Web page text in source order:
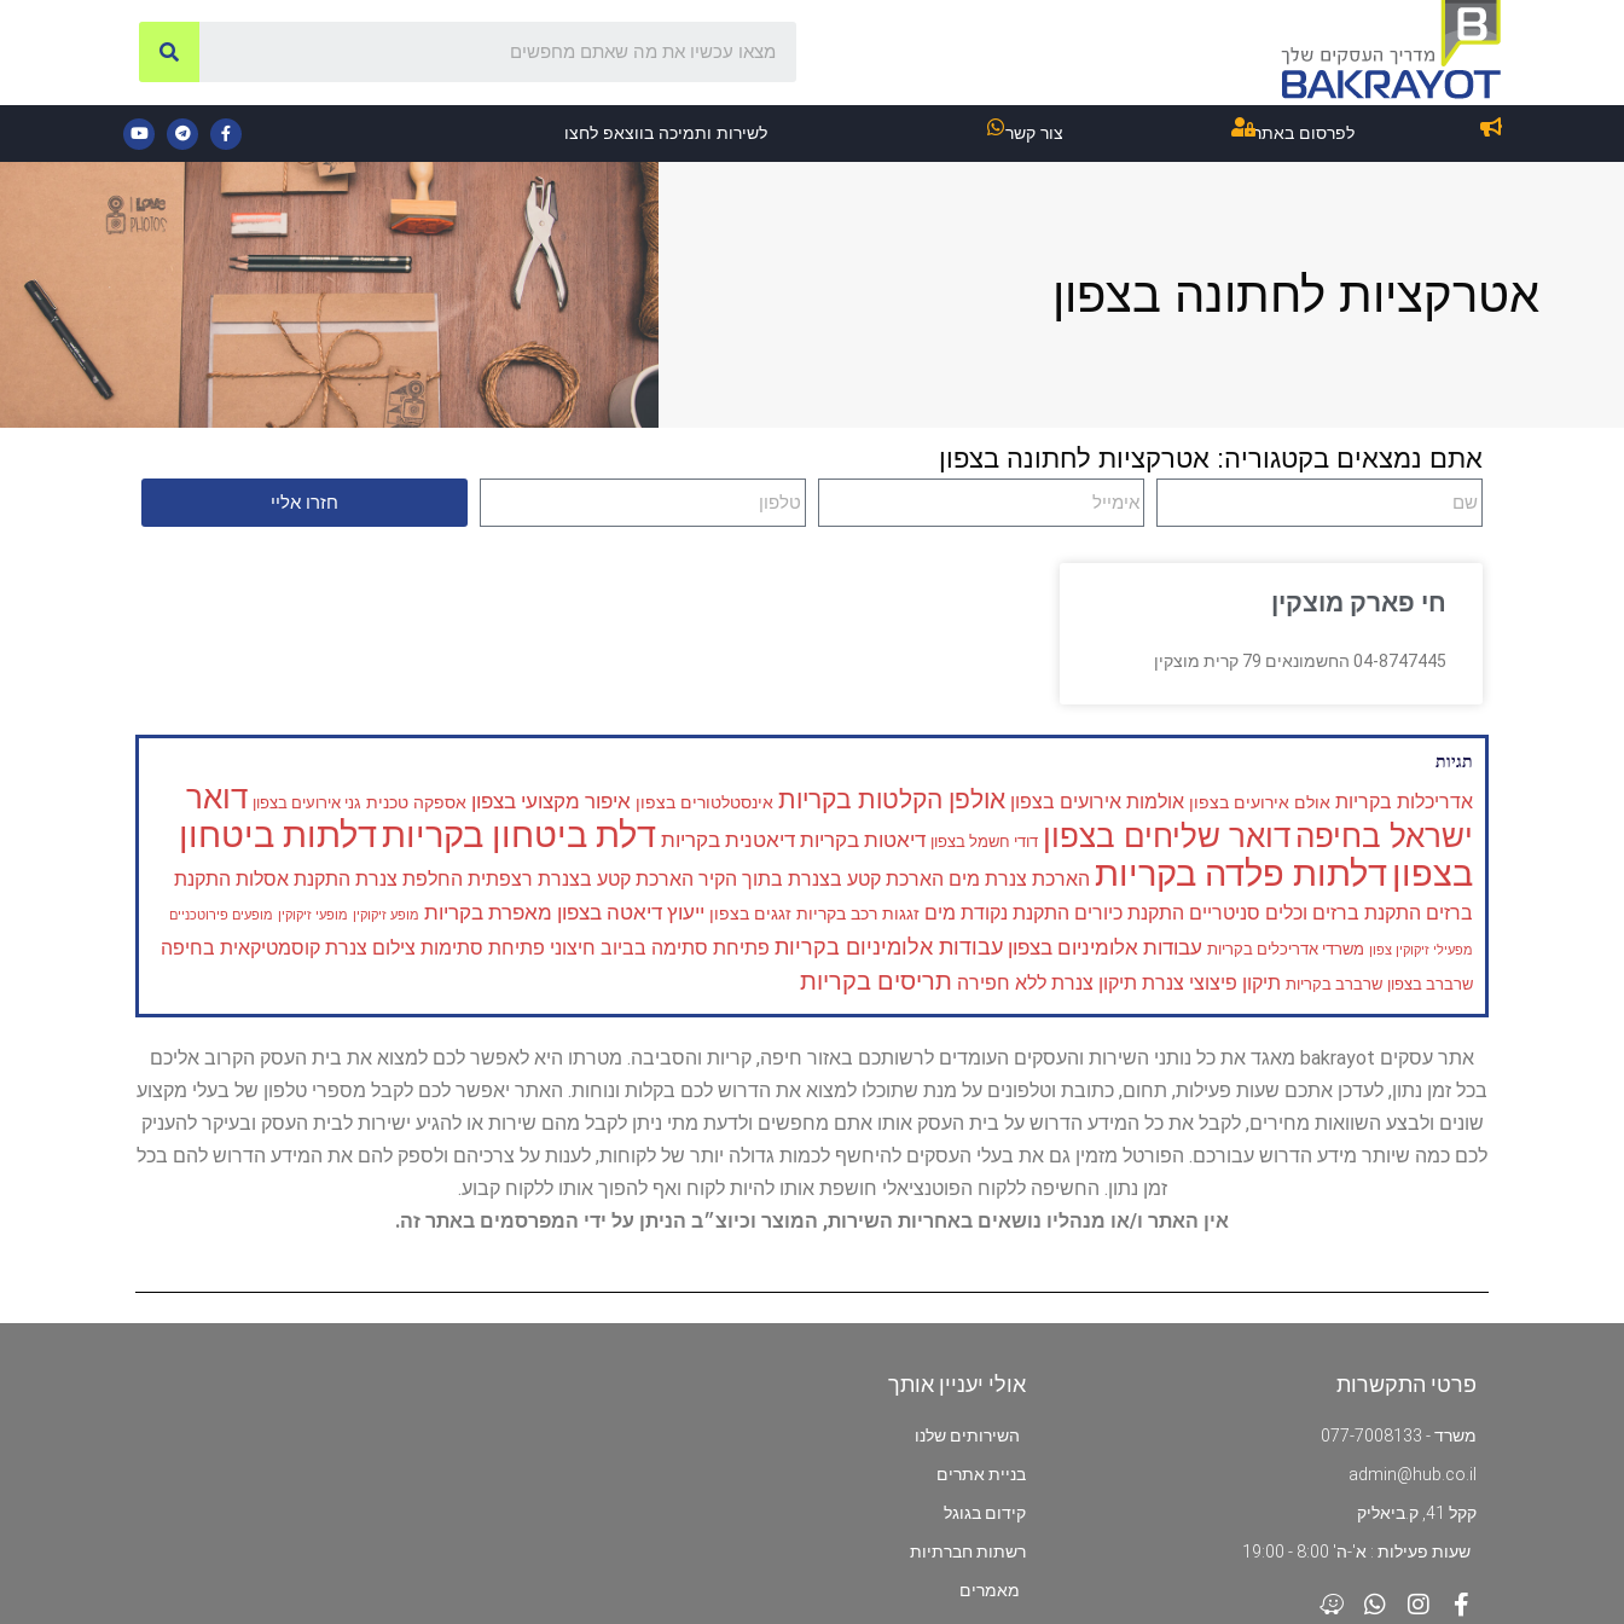
לפרסום באתר צור קשר לשירות ותמיכה בווצאפ לחצו
אטרקציות לחתונה בצפון
אתם נמצאים בקטגוריה: אטרקציות לחתונה בצפון
חזרו אליי
חי פארק מוצקין
04-8747445 החשמונאים 79 קרית מוצקין
תגיות
אדריכלות בקריות אולם אירועים בצפון אולמות אירועים בצפון אולפן הקלטות בקריות אינסטלטורים בצפון איפור מקצועי בצפון אספקה טכנית גני אירועים בצפון דואר
ישראל בחיפה דואר שליחים בצפון דודי חשמל בצפון דיאטות בקריות דיאטנית בקריות דלת ביטחון בקריותדלתות ביטחון
בצפון דלתות פלדה בקריות הארכת צנרת מים הארכת קטע בצנרת בתוך הקיר הארכת קטע בצנרת רצפתית החלפת צנרת התקנת אסלות התקנת
ברזים התקנת ברזים וכלים סניטריים התקנת כיורים התקנת נקודת מים זגגות רכב בקריות זגגים בצפון ייעוץ דיאטה בצפון מאפרת בקריות מופע זיקוקין מופעי זיקוקין מופעים פירוטכניים
מפעילי זיקוקין צפון משרדי אדריכלים בקריות עבודות אלומיניום בצפון עבודות אלומיניום בקריות פתיחת סתימה בביוב חיצוני פתיחת סתימות צילום צנרת קוסמטיקאית בחיפה
שרברב בצפון שרברב בקריות תיקון פיצוצי צנרת תיקון צנרת ללא חפירה תריסים בקריות
אתר עסקים bakrayot מאגד את כל נותני השירות והעסקים העומדים לרשותכם באזור חיפה, קריות והסביבה. מטרתו היא לאפשר לכם למצוא את בית העסק הקרוב אליכם
בכל זמן נתון, לעדכן אתכם שעות פעילות, תחום, כתובת וטלפונים על מנת שתוכלו למצוא את הדרוש לכם בקלות ונוחות. האתר יאפשר לכם לקבל מספרי טלפון של בעלי מקצוע
שונים ולבצע השוואות מחירים, לקבל את כל המידע הדרוש על בית העסק אותו אתם מחפשים ולדעת מתי ניתן לקבל מהם שירות או להגיע ישירות לבית העסק ובעיקר להעניק
לכם כמה שיותר מידע הדרוש עבורכם. הפורטל מזמין גם את בעלי העסקים להיחשף לכמות גדולה יותר של לקוחות, לענות על צרכיהם ולספק להם את המידע הדרוש להם בכל
זמן נתון. החשיפה ללקוח הפוטנציאלי חושפת אותו להיות לקוח ואף להפוך אותו ללקוח קבוע.
אין האתר ו/או מנהליו נושאים באחריות השירות, המוצר וכיוצ״ב הניתן על ידי המפרסמים באתר זה.
פרטי התקשרות
משרד - 077-7008133
admin@hub.co.il
קקל 41, ק.ביאליק
שעות פעילות : א'-ה' 8:00 - 19:00
אולי יעניין אותך
השירותים שלנו
בניית אתרים
קידום בגוגל
רשתות חברתיות
מאמרים